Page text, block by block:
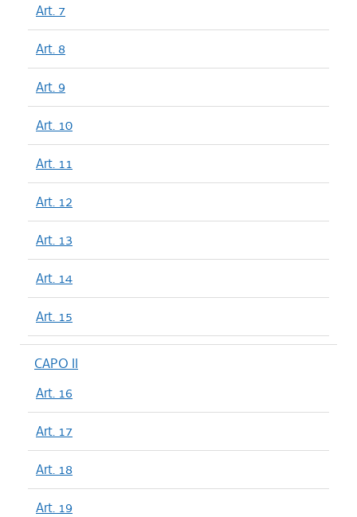
Art. 7
Art. 8
Art. 9
Art. 10
Art. 11
Art. 12
Art. 13
Art. 14
Art. 15
CAPO II
Art. 16
Art. 17
Art. 18
Art. 19